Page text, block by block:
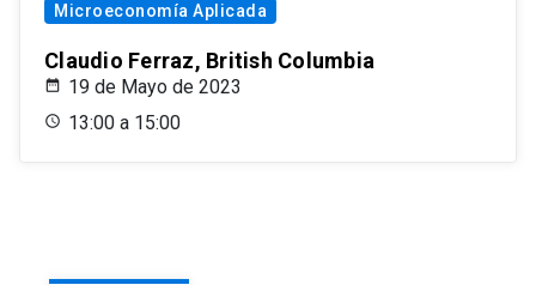
Microeconomía Aplicada
Claudio Ferraz, British Columbia
19 de Mayo de 2023
13:00 a 15:00